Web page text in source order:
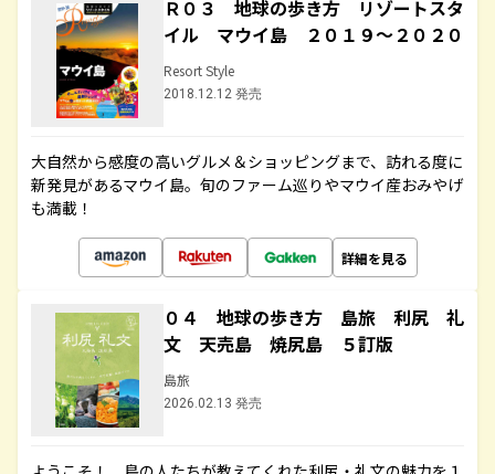
Ｒ０３ 地球の歩き方 リゾートスタ
イル マウイ島 ２０１９～２０２０
Resort Style
2018.12.12 発売
大自然から感度の高いグルメ＆ショッピングまで、訪れる度に
新発見があるマウイ島。旬のファーム巡りやマウイ産おみやげ
も満載！
詳細を見る
０４ 地球の歩き方 島旅 利尻 礼
文 天売島 焼尻島 ５訂版
島旅
2026.02.13 発売